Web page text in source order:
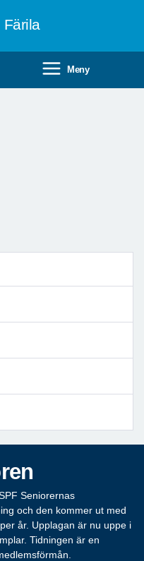
Färila
Meny
Seniorernas
och den kommer ut med
år. Upplagan är nu uppe i
Tidningen är en